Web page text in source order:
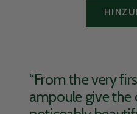
“From the very
ampoule give